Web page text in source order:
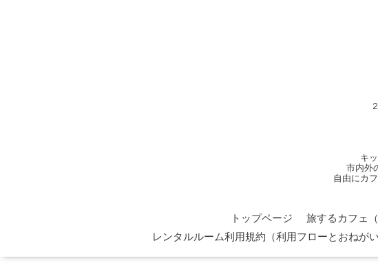
キ
市内外
自由にカ
トップページ 旅するカフェ
レンタルルーム利用規約（利用フローとおねがい